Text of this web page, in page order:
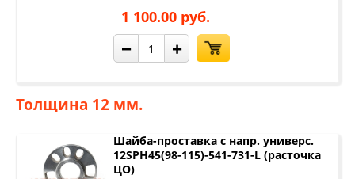
1 100.00 руб.
− +
Толщина 12 мм.
Шайба-проставка с напр. универс.
12SPH45(98-115)-541-731-L (расточка
ЦО)